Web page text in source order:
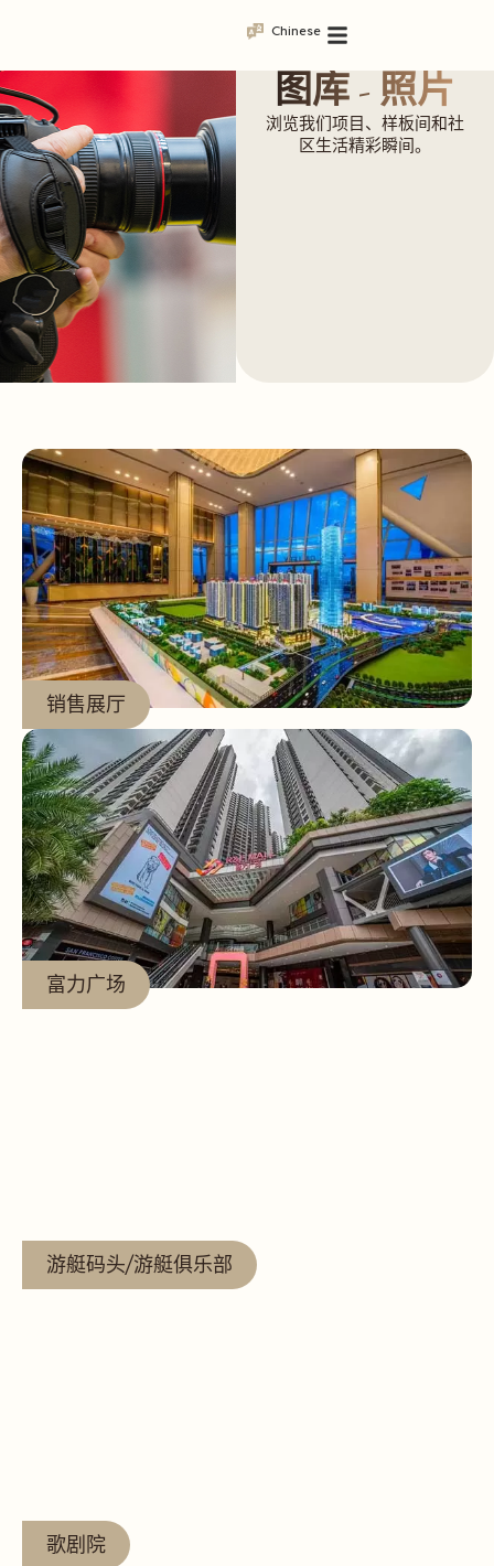
Chinese
图库 - 照片
浏览我们项目、样板间和社
区生活精彩瞬间。
查看更多
销售展厅
查看更多
富力广场
游艇码头/游艇俱乐部
歌剧院